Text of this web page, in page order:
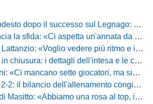
sul Legnago: "Buona tenuta nervosa, ma dobbiamo migliorare"
un'annata da protagonisti in B, ma qui nessuno ha il posto fisso»
più ritmo e intensità, dobbiamo lasciare tutto sul campo»
i dettagli dell'intesa e le cifre dell'operazione
sette giocatori, ma siamo una squadra forte»
dell'allenamento congiunto e la risposta dei nuovi arrivi
una rosa al top, il pubblico del Lamberti ci spingerà lontano»